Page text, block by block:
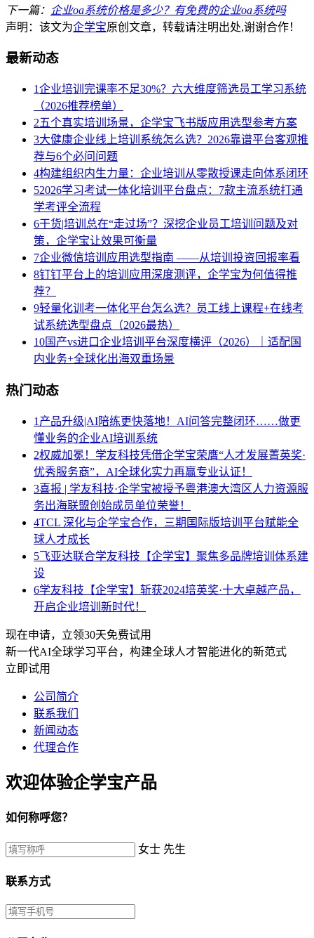
下一篇： 企业oa系统价格是多少？有免费的企业oa系统吗
声明：该文为企学宝原创文章，转载请注明出处,谢谢合作！
最新动态
1企业培训完课率不足30%？六大维度筛选员工学习系统
（2026推荐榜单）
2五个真实培训场景，企学宝飞书版应用选型参考方案
3大健康企业线上培训系统怎么选？2026靠谱平台客观推
荐与6个必问问题
4构建组织内生力量：企业培训从零散授课走向体系闭环
52026学习考试一体化培训平台盘点：7款主流系统打通
学考评全流程
6干货|培训总在“走过场”？深挖企业员工培训问题及对
策，企学宝让效果可衡量
7企业微信培训应用选型指南 ——从培训投资回报率看
8钉钉平台上的培训应用深度测评，企学宝为何值得推
荐？
9轻量化训考一体化平台怎么选？员工线上课程+在线考
试系统选型盘点（2026最热）
10国产vs进口企业培训平台深度横评（2026）｜适配国
内业务+全球化出海双重场景
热门动态
1 产品升级|AI陪练更快落地！AI问答完整闭环……做更
懂业务的企业AI培训系统
2权威加冕！学友科技凭借企学宝荣膺“人才发展菁英奖·
优秀服务商”，AI全球化实力再赢专业认证！
3喜报 | 学友科技·企学宝被授予粤港澳大湾区人力资源服
务出海联盟创始成员单位荣誉！
4TCL 深化与企学宝合作，三期国际版培训平台赋能全
球人才成长
5飞亚达联合学友科技【企学宝】聚焦多品牌培训体系建
设
6学友科技【企学宝】斩获2024培英奖·十大卓越产品，
开启企业培训新时代！
现在申请，立领30天免费试用
新一代AI全球学习平台，构建全球人才智能进化的新范式
立即试用
公司简介
联系我们
新闻动态
代理合作
欢迎体验企学宝产品
如何称呼您？
女士 先生
联系方式